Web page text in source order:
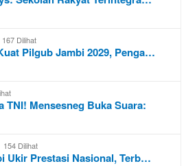
167 Dilihat
Pilgub Jambi 2029, Penga…
TNI! Mensesneg Buka Suara:
154 Dilihat
Ukir Prestasi Nasional, Terb…